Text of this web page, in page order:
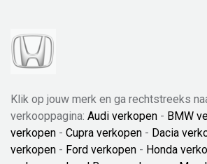
Klik op jouw merk en ga rechtstreeks
verkooppagina: Audi verkopen - BMW
verkopen - Cupra verkopen - Dacia
verkopen - Ford verkopen - Honda